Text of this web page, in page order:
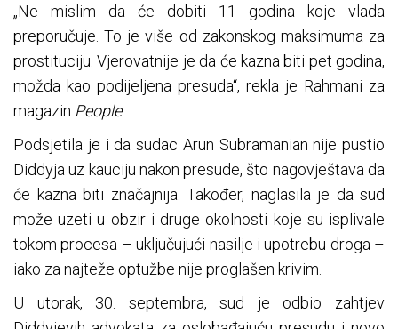
„Ne mislim da će dobiti 11 godina koje vlada
preporučuje. To je više od zakonskog maksimuma za
prostituciju. Vjerovatnije je da će kazna biti pet godina,
možda kao podijeljena presuda“, rekla je Rahmani za
magazin People.
Podsjetila je i da sudac Arun Subramanian nije pustio
Diddyja uz kauciju nakon presude, što nagovještava da
će kazna biti značajnija. Također, naglasila je da sud
može uzeti u obzir i druge okolnosti koje su isplivale
tokom procesa – uključujući nasilje i upotrebu droga –
iako za najteže optužbe nije proglašen krivim.
U utorak, 30. septembra, sud je odbio zahtjev